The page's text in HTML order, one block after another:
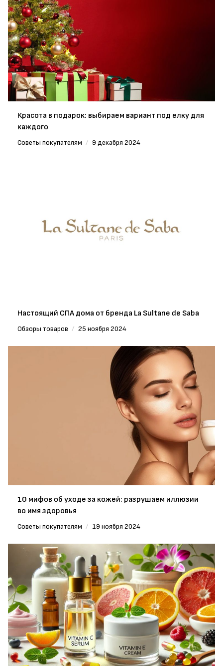
Красота в подарок: выбираем вариант под елку для
каждого
Советы покупателям / 9 декабря 2024
Настоящий СПА дома от бренда La Sultane de Saba
Обзоры товаров / 25 ноября 2024
10 мифов об уходе за кожей: разрушаем иллюзии
во имя здоровья
Советы покупателям / 19 ноября 2024